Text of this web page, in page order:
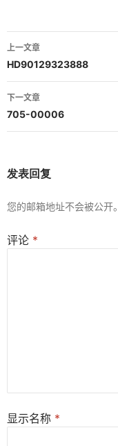
文
章
导
航
上一文章
HD90129323888
下一文章
705-00006
发表回复
您的邮箱地址不会被公开。
评论 *
显示名称 *